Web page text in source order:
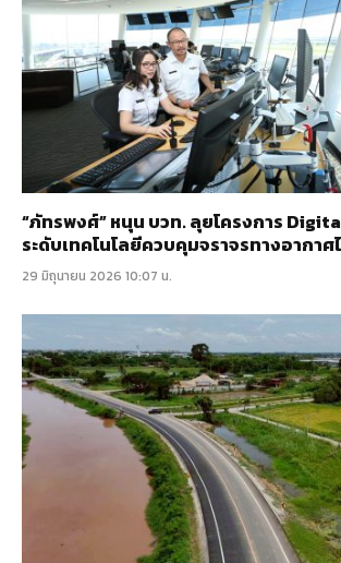
“ภัทรพงศ์” หนุน บวท. ลุยโครงการ
ระดับเทคโนโลยีควบคุมจราจรทางอากาศ
29 มิถุนายน 2026 10:07 น.